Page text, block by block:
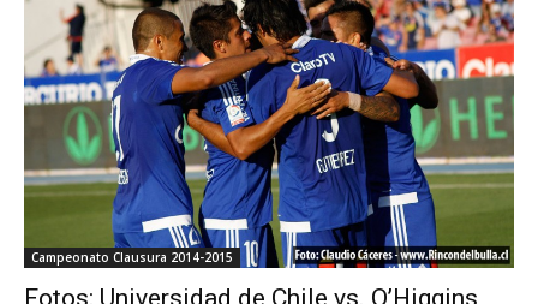
Campeonato Clausura 2014-2015
Fotos: Universidad de Chile vs. O’Higgins